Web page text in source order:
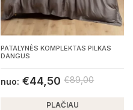
PATALYNĖS KOMPLEKTAS PILKAS
DANGUS
nuo: €44,50 €89,00
PLAČIAU